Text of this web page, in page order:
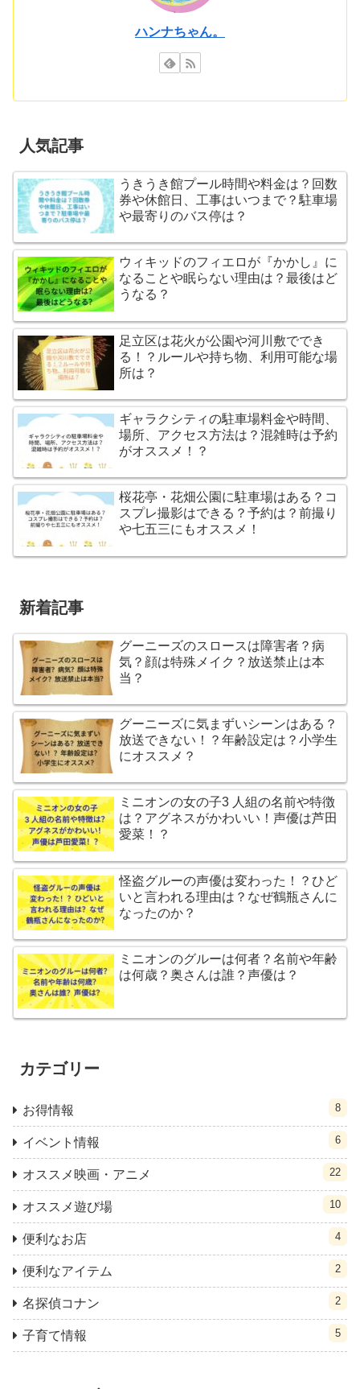
ハンナちゃん。
人気記事
うきうき館プール時間や料金は？回数
券や休館日、工事はいつまで？駐車場
や最寄りのバス停は？
ウィキッドのフィエロが『かかし』に
なることや眠らない理由は？最後はど
うなる？
足立区は花火が公園や河川敷ででき
る！？ルールや持ち物、利用可能な場
所は？
ギャラクシティの駐車場料金や時間、
場所、アクセス方法は？混雑時は予約
がオススメ！？
桜花亭・花畑公園に駐車場はある？コ
スプレ撮影はできる？予約は？前撮り
や七五三にもオススメ！
新着記事
グーニーズのスロースは障害者？病
気？顔は特殊メイク？放送禁止は本
当？
グーニーズに気まずいシーンはある？
放送できない！？年齢設定は？小学生
にオススメ？
ミニオンの女の子3 人組の名前や特徴
は？アグネスがかわいい！声優は芦田
愛菜！？
怪盗グルーの声優は変わった！？ひど
いと言われる理由は？なぜ鶴瓶さんに
なったのか？
ミニオンのグルーは何者？名前や年齢
は何歳？奥さんは誰？声優は？
カテゴリー
お得情報 8
イベント情報 6
オススメ映画・アニメ 22
オススメ遊び場 10
便利なお店 4
便利なアイテム 2
名探偵コナン 2
子育て情報 5